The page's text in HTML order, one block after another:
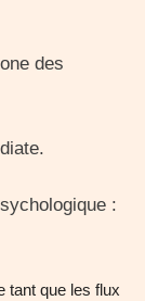
des
:
tant que les flux